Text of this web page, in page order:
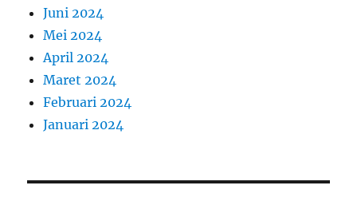
Juni 2024
Mei 2024
April 2024
Maret 2024
Februari 2024
Januari 2024